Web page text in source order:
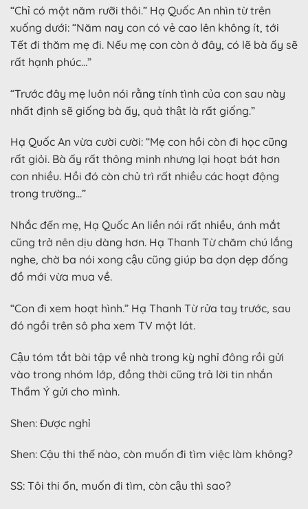
“Chỉ có một năm rưỡi thôi.” Hạ Quốc An nhìn từ trên
xuống dưới: “Năm nay con có vẻ cao lên không ít, tới
Tết đi thăm mẹ đi. Nếu mẹ con còn ở đây, có lẽ bà ấy sẽ
rất hạnh phúc…”
“Trước đây mẹ luôn nói rằng tính tình của con sau này
nhất định sẽ giống bà ấy, quả thật là rất giống.”
Hạ Quốc An vừa cười cười: “Mẹ con hồi còn đi học cũng
rất giỏi. Bà ấy rất thông minh nhưng lại hoạt bát hơn
con nhiều. Hồi đó còn chủ trì rất nhiều các hoạt động
trong trường…”
Nhắc đến mẹ, Hạ Quốc An liền nói rất nhiều, ánh mắt
cũng trở nên dịu dàng hơn. Hạ Thanh Từ chăm chú lắng
nghe, chờ ba nói xong cậu cũng giúp ba dọn dẹp đống
đồ mới vừa mua về.
“Con đi xem hoạt hình.” Hạ Thanh Từ rửa tay trước, sau
đó ngồi trên sô pha xem TV một lát.
Cậu tóm tắt bài tập về nhà trong kỳ nghỉ đông rồi gửi
vào trong nhóm lớp, đồng thời cũng trả lời tin nhắn
Thẩm Ý gửi cho mình.
Shen: Được nghỉ
Shen: Cậu thi thế nào, còn muốn đi tìm việc làm không?
SS: Tôi thi ổn, muốn đi tìm, còn cậu thì sao?